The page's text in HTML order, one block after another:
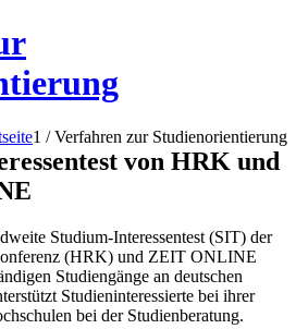
1 / Verfahren zur Studienorientierung
von HRK und
Studium-Interessentest (SIT) der
(HRK) und ZEIT ONLINE
Studiengänge an deutschen
Studieninteressierte bei ihrer
bei der Studienberatung.